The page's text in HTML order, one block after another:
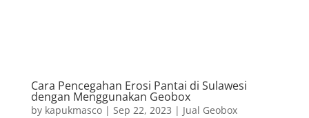
Cara Pencegahan Erosi Pantai di Sulawesi
dengan Menggunakan Geobox
by kapukmasco| Sep 22, 2023 | Jual Geobox